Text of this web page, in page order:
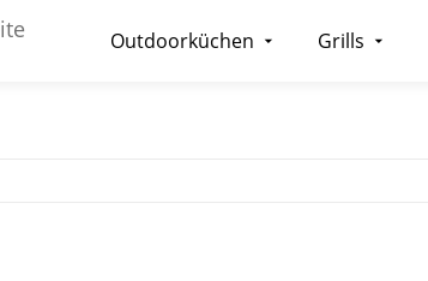
Outdoorküchen Grills